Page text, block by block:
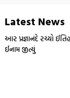
Latest News
આર પ્રજ્ઞાનંદે રચ્યો
ઈનામ જીત્યું